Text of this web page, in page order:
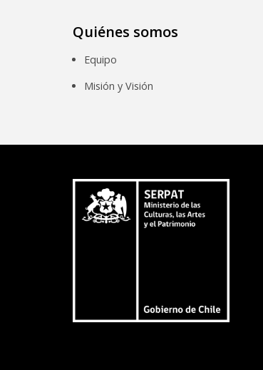
Quiénes somos
Equipo
Misión y Visión